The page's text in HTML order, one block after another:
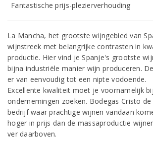
Fantastische prijs-plezierverhouding
La Mancha, het grootste wijngebied van
wijnstreek met belangrijke contrasten in
productie. Hier vind je Spanje's grootste
bijna industriële manier wijn produceren.
er van eenvoudig tot een nipte vodoende.
Excellente kwaliteit moet je voornamelijk
ondernemingen zoeken. Bodegas Cristo de
bedrijf waar prachtige wijnen vandaan
hoger in prijs dan de massaproductie
ver daarboven.